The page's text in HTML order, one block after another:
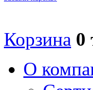
Корзина 0
О